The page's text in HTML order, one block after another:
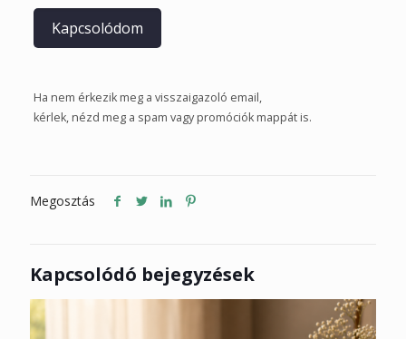
Ha nem érkezik meg a visszaigazoló email,
kérlek, nézd meg a spam vagy promóciók mappát is.
Megosztás
Kapcsolódó bejegyzések